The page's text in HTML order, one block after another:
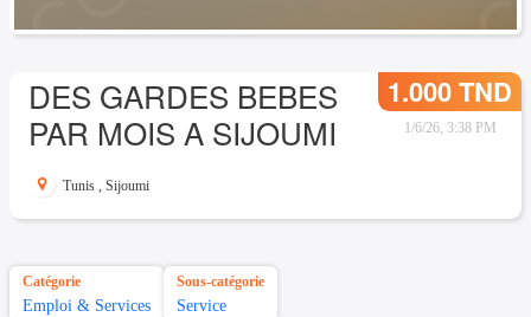
DES GARDES BEBES
PAR MOIS A SIJOUMI
1.000 TND
1/6/26, 3:38 PM
Tunis , Sijoumi
Catégorie
Emploi & Services
Sous-catégorie
Service